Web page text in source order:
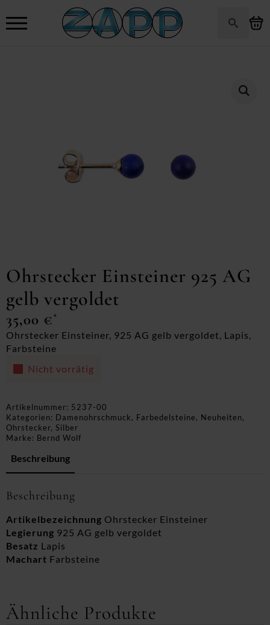
Ohrstecker Einsteiner 925 AG
gelb vergoldet
35,00 €*
Ohrstecker Einsteiner, 925 AG gelb vergoldet, Lapis,
Farbsteine
Nicht vorrätig
Artikelnummer: 5237-00
Kategorien: Damenohrschmuck, Farbedelsteine, Neuheiten,
Ohrstecker, Silber
Marke: Bernd Wolf
Beschreibung
Beschreibung
Artikelbezeichnung Ohrstecker Einsteiner
Legierung 925 AG gelb vergoldet
Besatz Lapis
Machart Farbsteine
Ähnliche Produkte